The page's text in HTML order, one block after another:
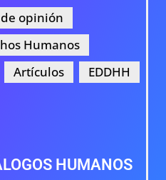
opinión
Humanos
Artículos EDDHH
HUMANOS